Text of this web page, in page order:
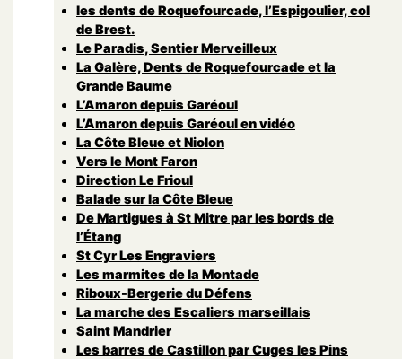
les dents de Roquefourcade, l’Espigoulier, col
de Brest.
Le Paradis, Sentier Merveilleux
La Galère, Dents de Roquefourcade et la
Grande Baume
L’Amaron depuis Garéoul
L’Amaron depuis Garéoul en vidéo
La Côte Bleue et Niolon
Vers le Mont Faron
Direction Le Frioul
Balade sur la Côte Bleue
De Martigues à St Mitre par les bords de
l’Étang
St Cyr Les Engraviers
Les marmites de la Montade
Riboux-Bergerie du Défens
La marche des Escaliers marseillais
Saint Mandrier
Les barres de Castillon par Cuges les Pins